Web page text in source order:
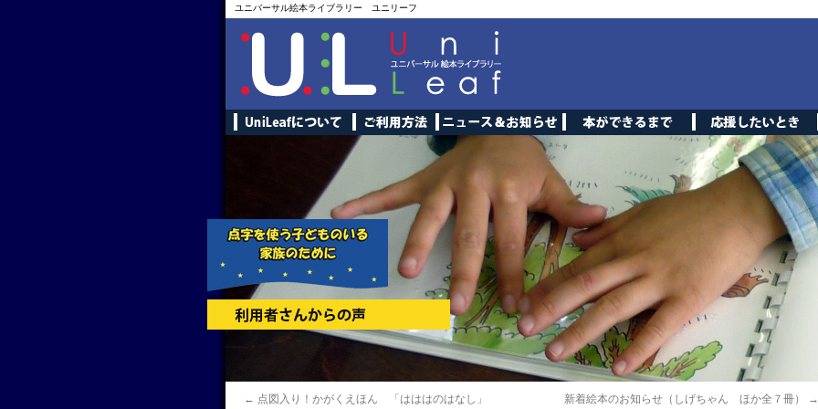
ユニバーサル絵本ライブラリー ユニリーフ
← 点図入り！かがくえほん 「はははのはなし」 新着絵本のお知らせ（しげちゃん ほか全７冊） →